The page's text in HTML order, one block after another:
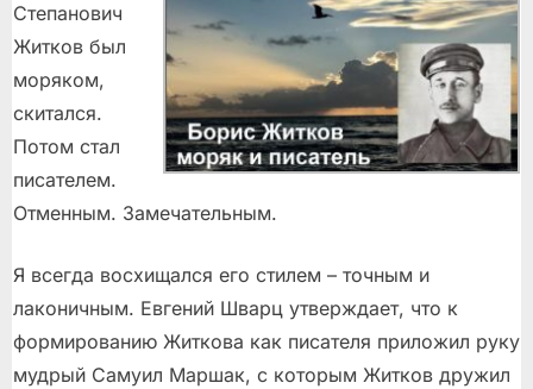
Степанович
Житков был
моряком,
скитался.
Потом стал
писателем.
Отменным. Замечательным.
Я всегда восхищался его стилем – точным и
лаконичным. Евгений Шварц утверждает, что к
формированию Житкова как писателя приложил руку
мудрый Самуил Маршак, с которым Житков дружил